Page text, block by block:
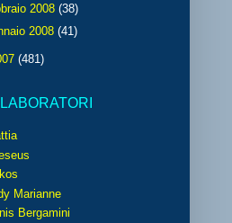
2008 (38)
2008 (41)
(481)
Marianne
Bergamini